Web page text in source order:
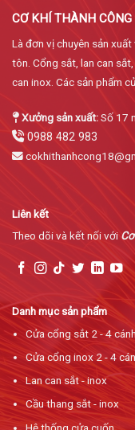
CƠ KHÍ THÀNH CÔNG
Là đơn vị chuyên sản
tôn. Cổng sắt, lan can
can inox. Các sản phẩm
Xưởng sản xuất:Số 17
0988 482 983
Danh mục sản phẩm
Cửa cổng sắt 2 - 4
Cửa cổng inox 2 - 4
Lan can sắt - inox
Cầu thang sắt - inox
Hệ thống cửa cuốn
Liên kết
Theo dõi và kết nối với